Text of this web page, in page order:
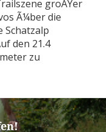
groÃŸer
Ã¼ber die
Schatzalp
den 21.4
zu